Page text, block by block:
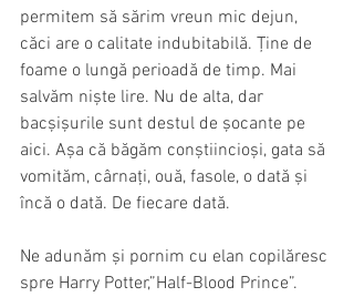
permitem să sărim vreun mic dejun,
căci are o calitate indubitabilă. Ține de
foame o lungă perioadă de timp. Mai
salvăm niște lire. Nu de alta, dar
bacșișurile sunt destul de șocante pe
aici. Așa că băgăm conștiincioși, gata să
vomităm, cârnați, ouă, fasole, o dată și
încă o dată. De fiecare dată.
Ne adunăm și pornim cu elan copilăresc
spre Harry Potter,”Half-Blood Prince”.